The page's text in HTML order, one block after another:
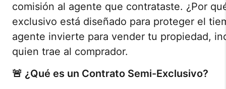
comisión al agente que contrataste. ¿Por
exclusivo está diseñado para proteger el
agente invierte para vender tu propiedad,
quien trae al comprador.
🚨 ¿Qué es un Contrato Semi-Exclusivo?